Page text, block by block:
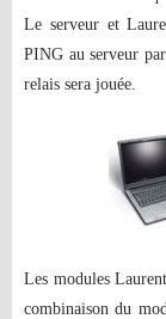
Le serveur et
PING au serveur
relais sera jouée.
Les modules
combinaison du